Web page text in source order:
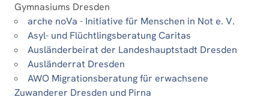
Gymnasiums Dresden
arche noVa - Initiative für Menschen in Not e. V.
Asyl- und Flüchtlingsberatung Caritas
Ausländerbeirat der Landeshauptstadt Dresden
Ausländerrat Dresden
AWO Migrationsberatung für erwachsene
Zuwanderer Dresden und Pirna